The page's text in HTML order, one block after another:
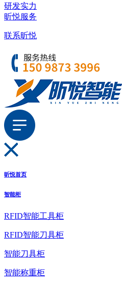
研发实力
昕悦服务
联系昕悦
昕悦首页
智能柜
RFID智能工具柜
RFID智能刀具柜
智能刀具柜
智能称重柜